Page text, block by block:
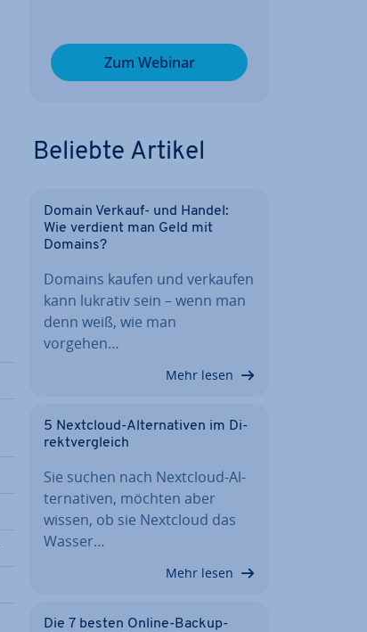
Zum Webinar
Beliebte Artikel
Domain Verkauf- und Handel:
Wie verdient man Geld mit
Domains?
Domains kaufen und verkaufen
kann lukrativ sein – wenn man
denn weiß, wie man
vorgehen…
Mehr lesen
5 Nextcloud-Al­ter­na­ti­ven im Di­
rekt­ver­gleich
Sie suchen nach Nextcloud-Al­
ter­na­ti­ven, möchten aber
wissen, ob sie Nextcloud das
Wasser…
Mehr lesen
Die 7 besten Online-Backup-